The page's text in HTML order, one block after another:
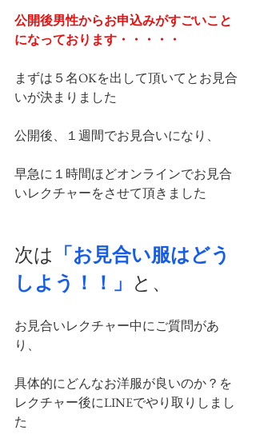
公開後男性からお申込みがすごいこと
になっております・・・・・
まずは５名OKを出して頂いてとお見合
いが決まりました
公開後、１週間でお見合いになり、
早急に１時間ほどオンラインでお見合
いレクチャーをさせて頂きました
次は 「お見合い服はどう
しよう！！」 と、
お見合いレクチャー中にご質問があ
り、
具体的にどんなお洋服が良いのか？を
レクチャー後にLINEでやり取りしまし
た